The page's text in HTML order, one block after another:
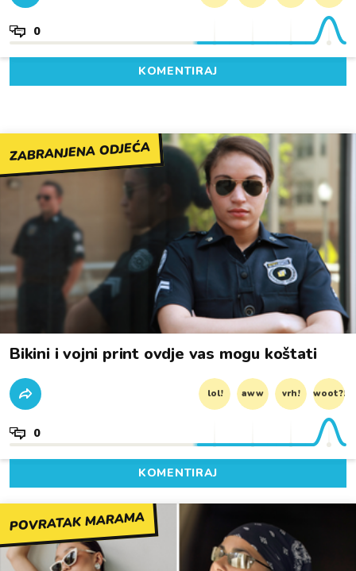
0
KOMENTIRAJ
ZABRANJENA ODJEĆA
Bikini i vojni print ovdje vas mogu koštati
lol! aww vrh! woot?!
0
KOMENTIRAJ
POVRATAK MARAMA